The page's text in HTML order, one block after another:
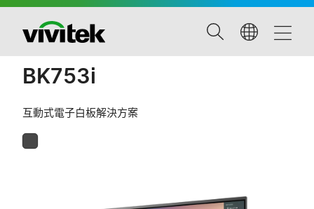
BK753i
互動式電子白板解決方案